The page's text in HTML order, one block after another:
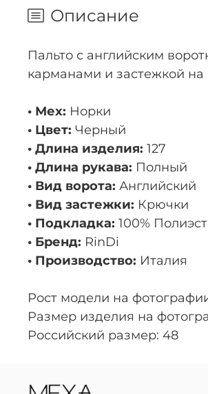
Описание
Пальто с английским
карманами и застежкой на
• Мех: Норки
• Цвет: Черный
• Длина изделия: 127
• Длина рукава: Полный
• Вид ворота: Английский
• Вид застежки: Крючки
• Подкладка: 100%
• Бренд: RinDi
• Производство: Италия
Рост модели на
Размер изделия на
Российский размер: 48